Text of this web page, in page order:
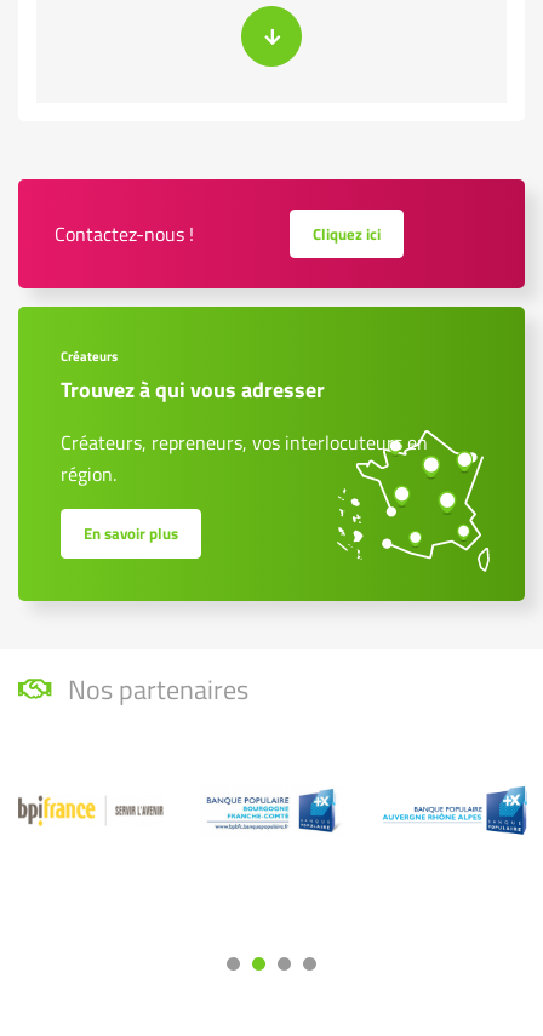
Contactez-nous ! Cliquez ici
Créateurs
Trouvez à qui vous adresser
Créateurs, repreneurs, vos interlocuteurs en
région.
En savoir plus
Nos partenaires